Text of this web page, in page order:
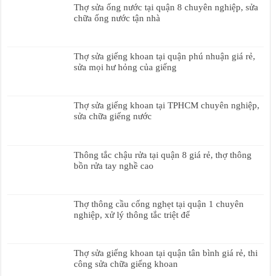
Thợ sửa ống nước tại quận 8 chuyên nghiệp, sửa
chữa ống nước tận nhà
Thợ sửa giếng khoan tại quận phú nhuận giá rẻ,
sửa mọi hư hỏng của giếng
Thợ sửa giếng khoan tại TPHCM chuyên nghiệp,
sửa chữa giếng nước
Thông tắc chậu rửa tại quận 8 giá rẻ, thợ thông
bồn rửa tay nghề cao
Thợ thông cầu cống nghẹt tại quận 1 chuyên
nghiệp, xử lý thông tắc triệt để
Thợ sửa giếng khoan tại quận tân bình giá rẻ, thi
công sửa chữa giếng khoan